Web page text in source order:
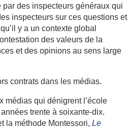
par des inspecteurs généraux qui
inspecteurs sur ces questions et
y a un contexte global
des valeurs de la
et des opinions au sens large
contrats dans les médias.
médias qui dénigrent l’école
trente à soixante-dix.
la méthode Montessori,Le